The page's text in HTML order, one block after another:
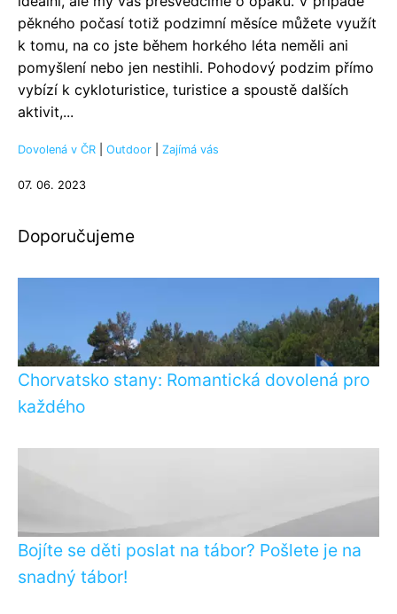
pěkného počasí totiž podzimní měsíce můžete využít
k tomu, na co jste během horkého léta neměli ani
pomyšlení nebo jen nestihli. Pohodový podzim přímo
vybízí k cykloturistice, turistice a spoustě dalších
aktivit,...
Dovolená v ČR Outdoor Zajímá vás
07. 06. 2023
Doporučujeme
Chorvatsko stany: Romantická dovolená pro
každého
Bojíte se děti poslat na tábor? Pošlete je na
snadný tábor!